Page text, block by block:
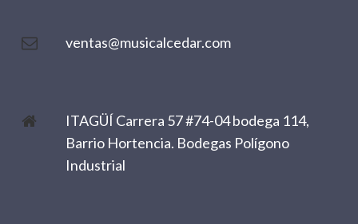
ventas@musicalcedar.com
ITAGÜÍ Carrera 57 #74-04 bodega 114,
Barrio Hortencia. Bodegas Polígono
Industrial